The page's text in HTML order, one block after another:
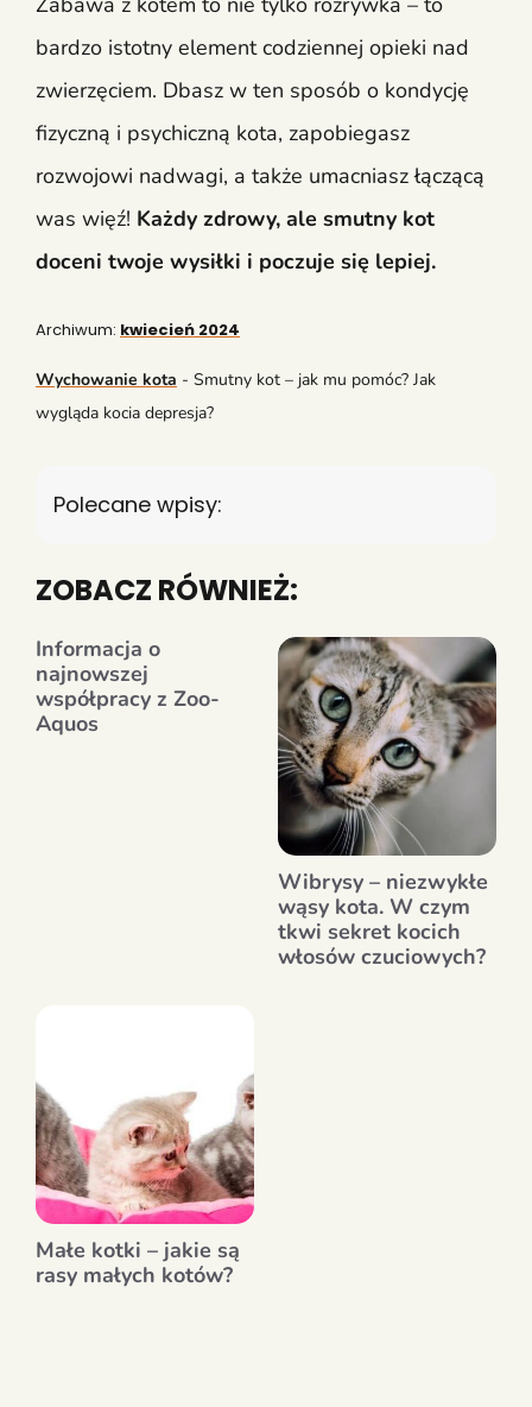
bardzo istotny element codziennej opieki nad
zwierzęciem. Dbasz w ten sposób o kondycję
fizyczną i psychiczną kota, zapobiegasz
rozwojowi nadwagi, a także umacniasz łączącą
was więź! Każdy zdrowy, ale smutny kot
doceni twoje wysiłki i poczuje się lepiej.
Archiwum: kwiecień 2024
Wychowanie kota - Smutny kot – jak mu pomóc? Jak
wygląda kocia depresja?
Polecane wpisy:
ZOBACZ RÓWNIEŻ:
Informacja o
najnowszej
współpracy z Zoo-
Aquos
Wibrysy – niezwykłe
wąsy kota. W czym
tkwi sekret kocich
włosów czuciowych?
Małe kotki – jakie są
rasy małych kotów?